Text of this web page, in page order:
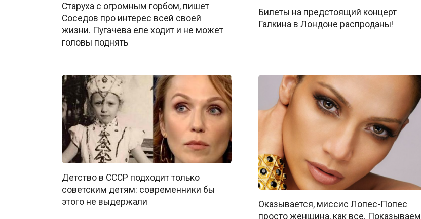
Старуха с огромным горбом, пишет
Соседов про интерес всей своей
жизни. Пугачева еле ходит и не может
головы поднять
Билеты на предстоящий концерт
Галкина в Лондоне распроданы!
Детство в СССР подходит только
советским детям: современники бы
этого не выдержали
Оказывается, миссис Лопес-Попес
просто женщина, как все. Показываем